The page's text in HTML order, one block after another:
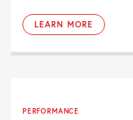
LEARN MORE
PERFORMANCE